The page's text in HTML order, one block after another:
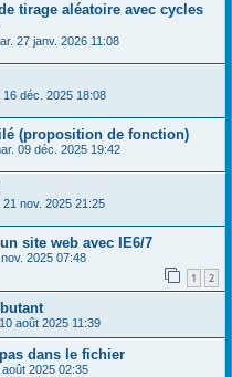
tirage aléatoire avec cycles
27 janv. 2026 11:08
16 déc. 2025 18:08
(proposition de fonction)
09 déc. 2025 19:42
21 nov. 2025 21:25
site web avec IE6/7
2025 07:48
1 2
août 2025 11:39
dans le fichier
août 2025 02:35